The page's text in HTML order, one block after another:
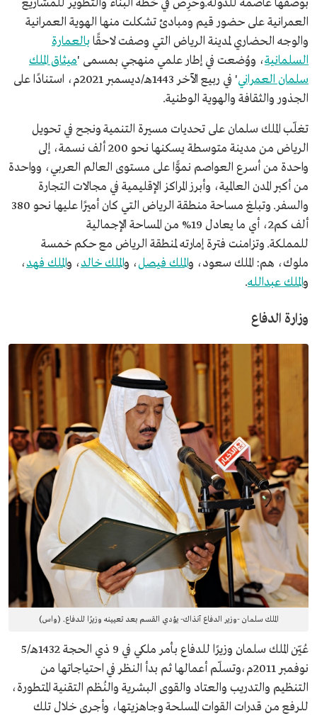
بوصفها عاصمة للدولة.وحرِص في خطة البناء والتطوير للمشاريع
العمرانية على حضور قيم ومبادئ تشكلت منها الهوية العمرانية
والوجه الحضاري لمدينة الرياض التي وصفت لاحقًا بالعمارة
السلمانية، ووُضعت في إطار علمي منهجي بمسمى 'ميثاق الملك
سلمان العمراني
' في ربيع الآخر 1443هـ/ديسمبر 2021م، استنادًا على
الجذور والثقافة والهوية الوطنية.
تغلّب الملك سلمان على تحديات مسيرة التنمية ونجح في تحويل
الرياض من مدينة متوسطة يسكنها نحو 200 ألف نسمة، إلى
واحدة من أسرع العواصم نموًّا على مستوى العالم العربي، وواحدة
من أكبر المدن العالمية، وأبرز المراكز الإقليمية في مجالات التجارة
والسفر. وتبلغ مساحة منطقة الرياض التي كان أميرًا عليها نحو 380
ألف كم2، أي ما يعادل 19% من المساحة الإجمالية
للمملكة. وتزامنت فترة إمارته لمنطقة الرياض مع حكم خمسة
ملوك، هم: الملك سعود، والملك فيصل، والملك خالد، والملك فهد،
والملك عبدالله.
وزارة الدفاع
الملك سلمان -وزير الدفاع آنذاك- يؤدي القسم بعد تعيينه وزيرًا للدفاع. (واس)
عُيّن الملك سلمان وزيرًا للدفاع بأمر ملكي في 9 ذي الحجة 1432هـ/5
نوفمبر 2011م،وتسلّم أعمالها ثم بدأ النظر في احتياجاتها من
التنظيم والتدريب والعتاد والقوى البشرية والنُظم التقنية المتطورة،
للرفع من قدرات القوات المسلحة وجاهزيتها، وأجرى خلال تلك